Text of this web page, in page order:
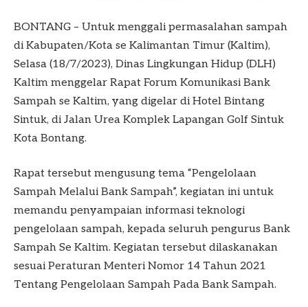
BONTANG – Untuk menggali permasalahan sampah
di Kabupaten/Kota se Kalimantan Timur (Kaltim),
Selasa (18/7/2023), Dinas Lingkungan Hidup (DLH)
Kaltim menggelar Rapat Forum Komunikasi Bank
Sampah se Kaltim, yang digelar di Hotel Bintang
Sintuk, di Jalan Urea Komplek Lapangan Golf Sintuk
Kota Bontang.
Rapat tersebut mengusung tema “Pengelolaan
Sampah Melalui Bank Sampah”, kegiatan ini untuk
memandu penyampaian informasi teknologi
pengelolaan sampah, kepada seluruh pengurus Bank
Sampah Se Kaltim. Kegiatan tersebut dilaskanakan
sesuai Peraturan Menteri Nomor 14 Tahun 2021
Tentang Pengelolaan Sampah Pada Bank Sampah.